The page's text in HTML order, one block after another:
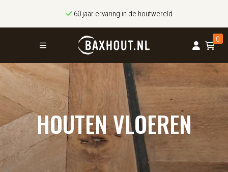
60 jaar ervaring in de houtwereld
0
HOUTEN VLOEREN